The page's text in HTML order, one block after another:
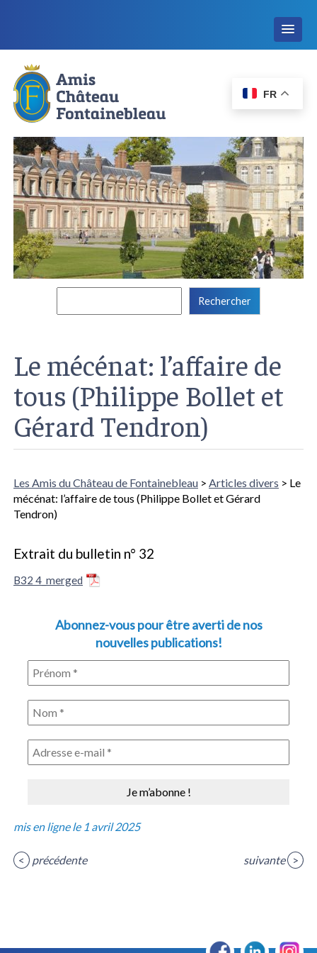
FR
Rechercher :
Le mécénat: l’affaire de
tous (Philippe Bollet et
Gérard Tendron)
Les Amis du Château de Fontainebleau > Articles divers > Le
mécénat: l’affaire de tous (Philippe Bollet et Gérard
Tendron)
Extrait du bulletin n° 32
B32 4_merged
Abonnez-vous pour être averti de nos
nouvelles publications!
mis en ligne le 1 avril 2025
< précédente suivante >